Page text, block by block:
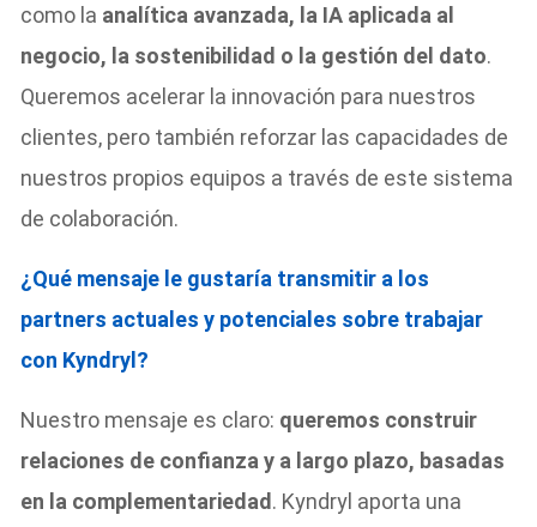
como la analítica avanzada, la IA aplicada al
negocio, la sostenibilidad o la gestión del dato.
Queremos acelerar la innovación para nuestros
clientes, pero también reforzar las capacidades de
nuestros propios equipos a través de este sistema
de colaboración.
¿Qué mensaje le gustaría transmitir a los
partners actuales y potenciales sobre trabajar
con Kyndryl?
Nuestro mensaje es claro: queremos construir
relaciones de confianza y a largo plazo, basadas
en la complementariedad. Kyndryl aporta una